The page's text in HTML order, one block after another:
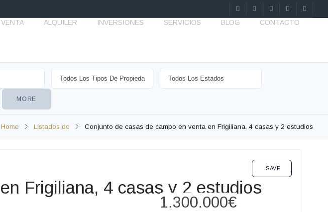
VENTA ALQUILER INVERSIONES SERVICIOS BLOG CONTACTO
MORE
Home Listados de Conjunto de casas de campo en venta en Frigiliana, 4 casas y 2 estudios
Frigiliana, 4 casas y 2 estudios
SAVE
1.300.000€